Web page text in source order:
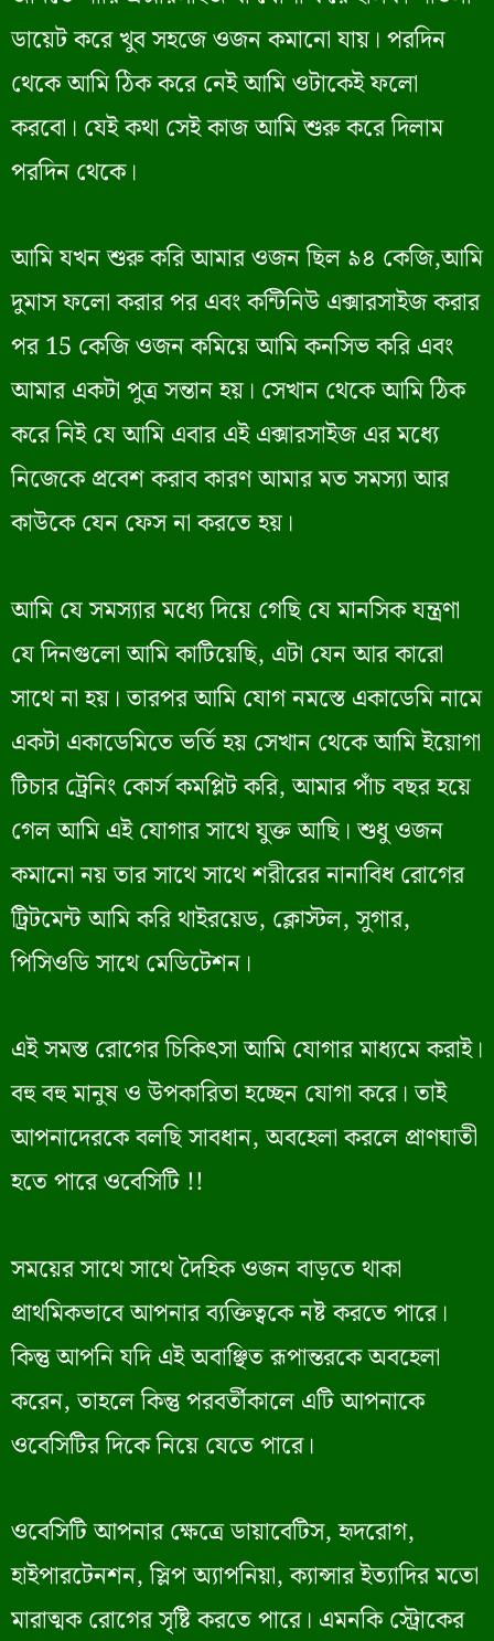
ডায়েট করে খুব সহজে ওজন কমানো যায়। পরদিন
থেকে আমি ঠিক করে নেই আমি ওটাকেই ফলো
করবো। যেই কথা সেই কাজ আমি শুরু করে দিলাম
পরদিন থেকে।
আমি যখন শুরু করি আমার ওজন ছিল ৯৪ কেজি,আমি
দুমাস ফলো করার পর এবং কন্টিনিউ এক্সারসাইজ করার
পর 15 কেজি ওজন কমিয়ে আমি কনসিভ করি এবং
আমার একটা পুত্র সন্তান হয়। সেখান থেকে আমি ঠিক
করে নিই যে আমি এবার এই এক্সারসাইজ এর মধ্যে
নিজেকে প্রবেশ করাব কারণ আমার মত সমস্যা আর
কাউকে যেন ফেস না করতে হয়।
আমি যে সমস্যার মধ্যে দিয়ে গেছি যে মানসিক যন্ত্রণা
যে দিনগুলো আমি কাটিয়েছি, এটা যেন আর কারো
সাথে না হয়। তারপর আমি যোগ নমস্তে একাডেমি নামে
একটা একাডেমিতে ভর্তি হয় সেখান থেকে আমি ইয়োগা
টিচার ট্রেনিং কোর্স কমপ্লিট করি, আমার পাঁচ বছর হয়ে
গেল আমি এই যোগার সাথে যুক্ত আছি। শুধু ওজন
কমানো নয় তার সাথে সাথে শরীরের নানাবিধ রোগের
ট্রিটমেন্ট আমি করি থাইরয়েড, ক্লোস্টল, সুগার,
পিসিওডি সাথে মেডিটেশন।
এই সমস্ত রোগের চিকিৎসা আমি যোগার মাধ্যমে করাই।
বহু বহু মানুষ ও উপকারিতা হচ্ছেন যোগা করে। তাই
আপনাদেরকে বলছি সাবধান, অবহেলা করলে প্রাণঘাতী
হতে পারে ওবেসিটি !!
সময়ের সাথে সাথে দৈহিক ওজন বাড়তে থাকা
প্রাথমিকভাবে আপনার ব্যক্তিত্বকে নষ্ট করতে পারে।
কিন্তু আপনি যদি এই অবাঞ্ছিত রূপান্তরকে অবহেলা
করেন, তাহলে কিন্তু পরবর্তীকালে এটি আপনাকে
ওবেসিটির দিকে নিয়ে যেতে পারে।
ওবেসিটি আপনার ক্ষেত্রে ডায়াবেটিস, হৃদরোগ,
হাইপারটেনশন, স্লিপ অ্যাপনিয়া, ক্যান্সার ইত্যাদির মতো
মারাত্মক রোগের সৃষ্টি করতে পারে। এমনকি স্ট্রোকের